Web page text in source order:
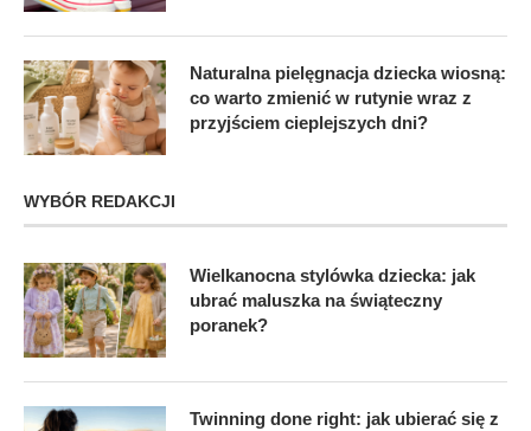
Naturalna pielęgnacja dziecka wiosną:
co warto zmienić w rutynie wraz z
przyjściem cieplejszych dni?
WYBÓR REDAKCJI
Wielkanocna stylówka dziecka: jak
ubrać maluszka na świąteczny
poranek?
Twinning done right: jak ubierać się z